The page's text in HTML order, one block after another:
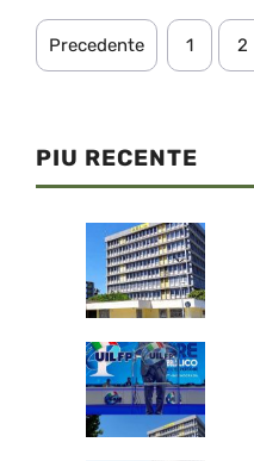
Precedente 1 2
PIU RECENTE